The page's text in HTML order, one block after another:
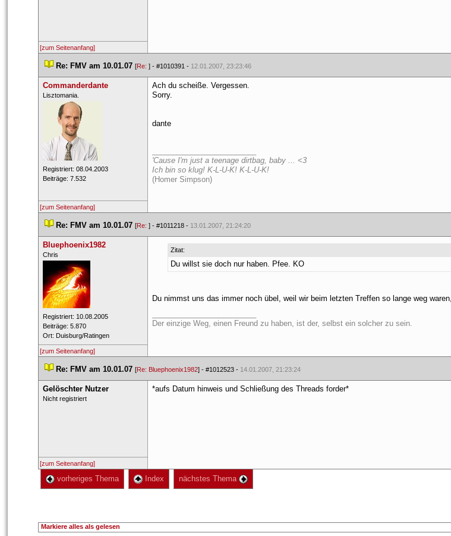
[zum Seitenanfang]
Re: FMV am 10.01.07 [Re: ] - #1010391 - 12.01.2007, 23:23:46
Commanderdante
Liszt​omani​a.​
Registriert: 08.04.2003
Beiträge: 7.532
Ach du scheiße. Vergessen.
Sorry.
dante
'Cause I'm just a teenage dirtbag, baby ... <3
Ich bin so klug! K-L-U-K! K-L-U-K!
(Homer Simpson)
[zum Seitenanfang]
Re: FMV am 10.01.07 [Re: ] - #1011218 - 13.01.2007, 21:24:20
Bluephoenix1982
​Chris
Registriert: 10.08.2005
Beiträge: 5.870
Ort: Duisburg/Ratingen
Zitat:
Du willst sie doch nur haben. Pfee. KO
Du nimmst uns das immer noch übel, weil wir beim letzten Treffen so lange weg
Der einzige Weg, einen Freund zu haben, ist der, selbst ein solcher zu sein.
[zum Seitenanfang]
Re: FMV am 10.01.07 [Re: Bluephoenix1982] - #1012523 - 14.01.2007, 21:23:24
Gelöschter Nutzer
Nicht registriert
*aufs Datum hinweis und Schließung des Threads forder*
[zum Seitenanfang]
vorheriges Thema Index nächstes Thema
Markiere alles als gelesen